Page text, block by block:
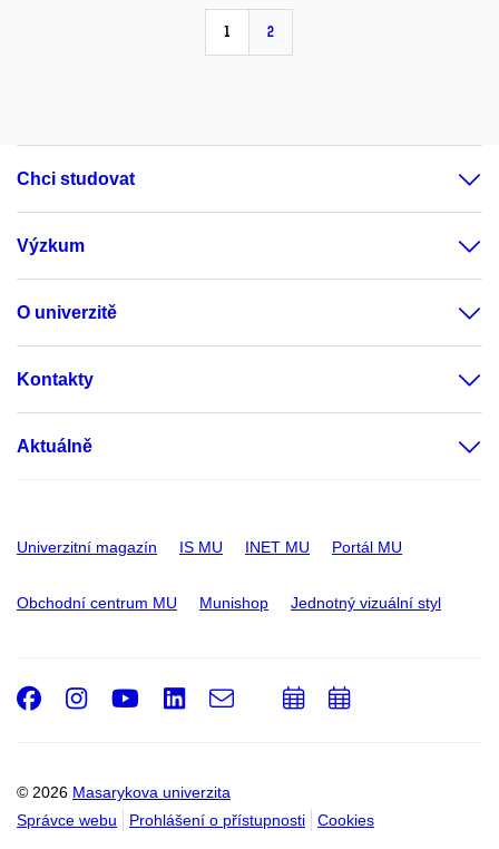
1 2
Chci studovat
Výzkum
O univerzitě
Kontakty
Aktuálně
Univerzitní magazín IS MU INET MU Portál MU
Obchodní centrum MU Munishop Jednotný vizuální styl
© 2026 Masarykova univerzita
Správce webu
Prohlášení o přístupnosti Cookies
Facebook
Instagram
Youtube
LinkedIn
e-
PřidatPřidat